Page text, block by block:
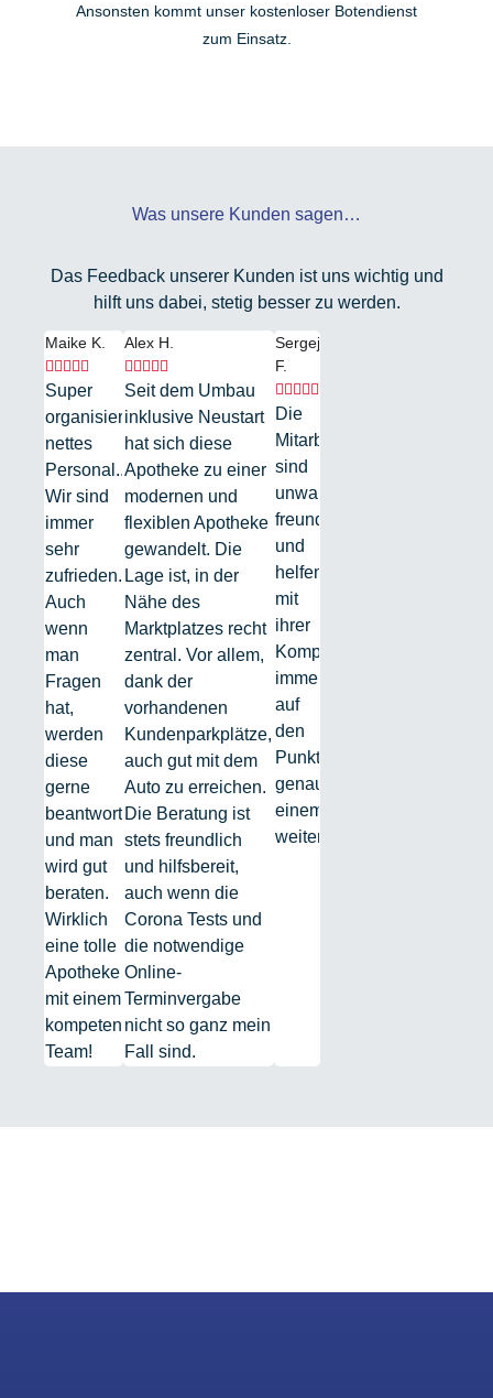
Ansonsten kommt unser kostenloser Botendienst
zum Einsatz.
Was unsere Kunden sagen…
Das Feedback unserer Kunden ist uns wichtig und
hilft uns dabei, stetig besser zu werden.
Maike K.
    
Super
organisiert...
nettes
Personal...
Wir sind
immer
sehr
zufrieden.
Auch
wenn
man
Fragen
hat,
werden
diese
gerne
beantwortet
und man
wird gut
beraten.
Wirklich
eine tolle
Apotheke
mit einem
kompetenten
Team!
Alex H.
    
Seit dem Umbau
inklusive Neustart
hat sich diese
Apotheke zu einer
modernen und
flexiblen Apotheke
gewandelt. Die
Lage ist, in der
Nähe des
Marktplatzes recht
zentral. Vor allem,
dank der
vorhandenen
Kundenparkplätze,
auch gut mit dem
Auto zu erreichen.
Die Beratung ist
stets freundlich
und hilfsbereit,
auch wenn die
Corona Tests und
die notwendige
Online-
Terminvergabe
nicht so ganz mein
Fall sind.
Sergej
F.
    
Die
Mitarbeiter
sind
unwahrscheinlich
freundlich
und
helfen
mit
ihrer
Kompetenz,
immer
auf
den
Punkt
genau,
einem
weiter!